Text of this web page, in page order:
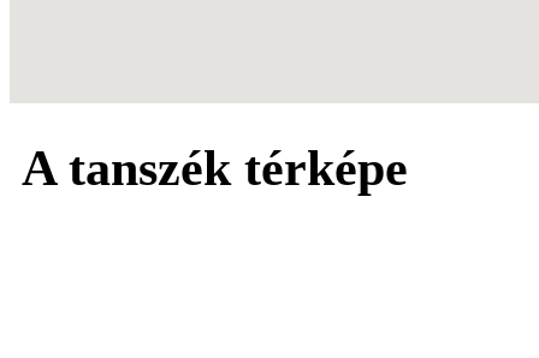
A tanszék térképe